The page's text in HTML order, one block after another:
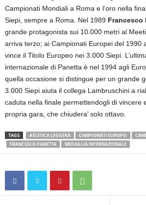
Campionati Mondiali a Roma e l’oro nella
Siepi, sempre a Roma. Nel 1989 Francesco
grande protagonista sui 10.000 metri al
arriva terzo; ai Campionati Europei del 1990
vince il Titolo Europeo nei 3.000 Siepi.
internazionale di Panetta è nel 1994 agli
quella occasione si distingue per un grande
3.000 Siepi aiuta il collega Lambruschini a
caduta nella finale permettendogli di vincere
propria gara, che chiudera’ solo ottavo.
TAGS ATLETICA LEGGERA CAMPIONATI EUROPEI
FRANCESCO PANETTA
MEDAGLIA INTERNAZIONALE